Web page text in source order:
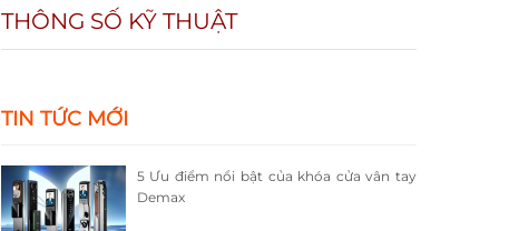
THÔNG SỐ KỸ THUẬT
TIN TỨC MỚI
5 Ưu điểm nổi bật của khóa cửa vân tay
Demax